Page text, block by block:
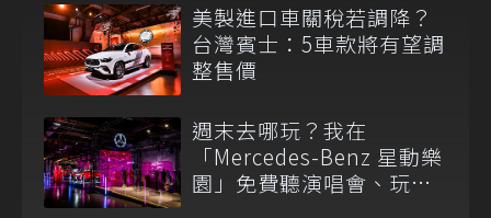
美製進口車關稅若調降？
台灣賓士：5車款將有望調
整售價
週末去哪玩？我在
「Mercedes-Benz 星動樂
園」免費聽演唱會、玩科